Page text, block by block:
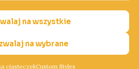
na wszystkie
na wybrane
ciasteczekCustom Styles
Polityka Cookies